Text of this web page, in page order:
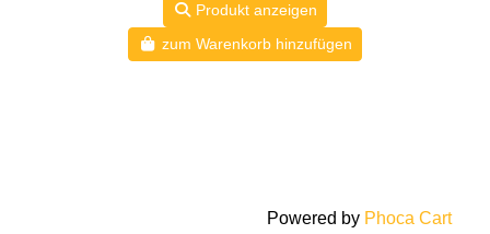
Produkt anzeigen
zum Warenkorb hinzufügen
Powered by Phoca Cart